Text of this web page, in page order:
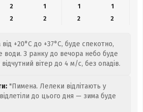
2
1 1
1
2
2 2 2
+20°C до +37°C, буде спекотно,
води. З ранку до вечора небо буде
вітер до 4 м/с, без опадів.
"Пимена. Лелеки відлітають у
до цього дня — зима буде